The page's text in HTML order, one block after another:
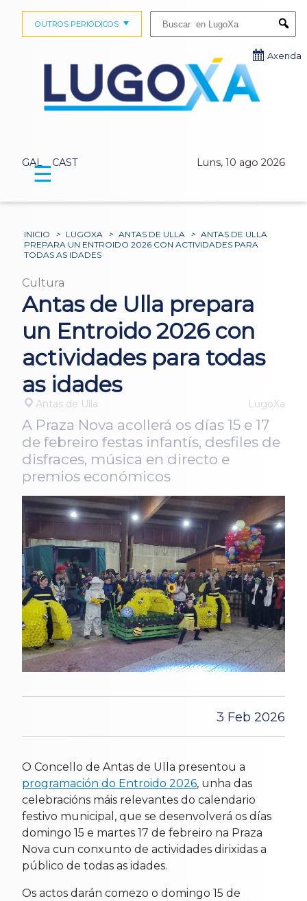
GAL CAST Luns, 10 ago 2026
OUTROS PERIÓDICOS
Axenda
☰
INICIO > LUGOXA > ANTAS DE ULLA > ANTAS DE ULLA
PREPARA UN ENTROIDO 2026 CON ACTIVIDADES PARA
TODAS AS IDADES
Cultura
Antas de Ulla prepara
un Entroido 2026 con
actividades para todas
as idades
Antas de Ulla LugoXa
A Praza Nova acollerá os días 15 e 17
de febreiro festas infantís, desfiles de
disfraces, música en directo e
premios económicos
3 Feb 2026
O Concello de Antas de Ulla presentou a
programación do Entroido 2026, unha das
celebracións máis relevantes do calendario
festivo municipal, que se desenvolverá os días
domingo 15 e martes 17 de febreiro na Praza
Nova cun conxunto de actividades dirixidas a
público de todas as idades.
Os actos darán comezo o domingo 15 de